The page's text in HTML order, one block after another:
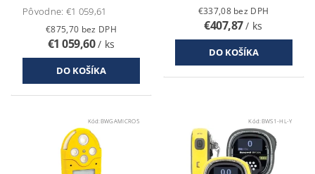
Pôvodne: €1 059,61
€875,70 bez DPH
€1 059,60/ ks
€337,08 bez DPH
€407,87/ ks
Kód: BWGAMICRO5 Kód: BWS1-HL-Y